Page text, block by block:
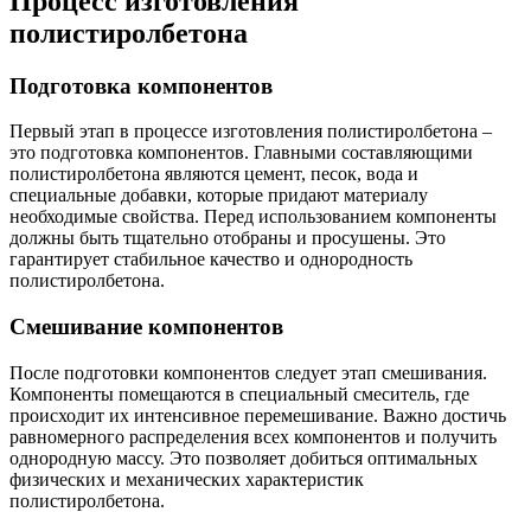
полистиролбетона
Подготовка компонентов
Первый этап в процессе изготовления полистиролбетона –
это подготовка компонентов. Главными составляющими
полистиролбетона являются цемент, песок, вода и
специальные добавки, которые придают материалу
необходимые свойства. Перед использованием компоненты
должны быть тщательно отобраны и просушены. Это
гарантирует стабильное качество и однородность
полистиролбетона.
Смешивание компонентов
После подготовки компонентов следует этап смешивания.
Компоненты помещаются в специальный смеситель, где
происходит их интенсивное перемешивание. Важно достичь
равномерного распределения всех компонентов и получить
однородную массу. Это позволяет добиться оптимальных
физических и механических характеристик
полистиролбетона.